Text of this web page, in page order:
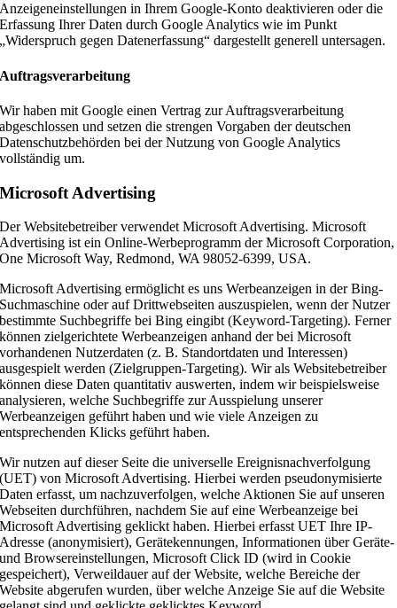
Anzeigeneinstellungen in Ihrem Google-Konto deaktivieren oder die
Erfassung Ihrer Daten durch Google Analytics wie im Punkt
„Widerspruch gegen Datenerfassung“ dargestellt generell untersagen.
Auftragsverarbeitung
Wir haben mit Google einen Vertrag zur Auftragsverarbeitung
abgeschlossen und setzen die strengen Vorgaben der deutschen
Datenschutzbehörden bei der Nutzung von Google Analytics
vollständig um.
Microsoft Advertising
Der Websitebetreiber verwendet Microsoft Advertising. Microsoft
Advertising ist ein Online-Werbeprogramm der Microsoft Corporation,
One Microsoft Way, Redmond, WA 98052-6399, USA.
Microsoft Advertising ermöglicht es uns Werbeanzeigen in der Bing-
Suchmaschine oder auf Drittwebseiten auszuspielen, wenn der Nutzer
bestimmte Suchbegriffe bei Bing eingibt (Keyword-Targeting). Ferner
können zielgerichtete Werbeanzeigen anhand der bei Microsoft
vorhandenen Nutzerdaten (z. B. Standortdaten und Interessen)
ausgespielt werden (Zielgruppen-Targeting). Wir als Websitebetreiber
können diese Daten quantitativ auswerten, indem wir beispielsweise
analysieren, welche Suchbegriffe zur Ausspielung unserer
Werbeanzeigen geführt haben und wie viele Anzeigen zu
entsprechenden Klicks geführt haben.
Wir nutzen auf dieser Seite die universelle Ereignisnachverfolgung
(UET) von Microsoft Advertising. Hierbei werden pseudonymisierte
Daten erfasst, um nachzuverfolgen, welche Aktionen Sie auf unseren
Webseiten durchführen, nachdem Sie auf eine Werbeanzeige bei
Microsoft Advertising geklickt haben. Hierbei erfasst UET Ihre IP-
Adresse (anonymisiert), Gerätekennungen, Informationen über Geräte-
und Browsereinstellungen, Microsoft Click ID (wird in Cookie
gespeichert), Verweildauer auf der Website, welche Bereiche der
Website abgerufen wurden, über welche Anzeige Sie auf die Website